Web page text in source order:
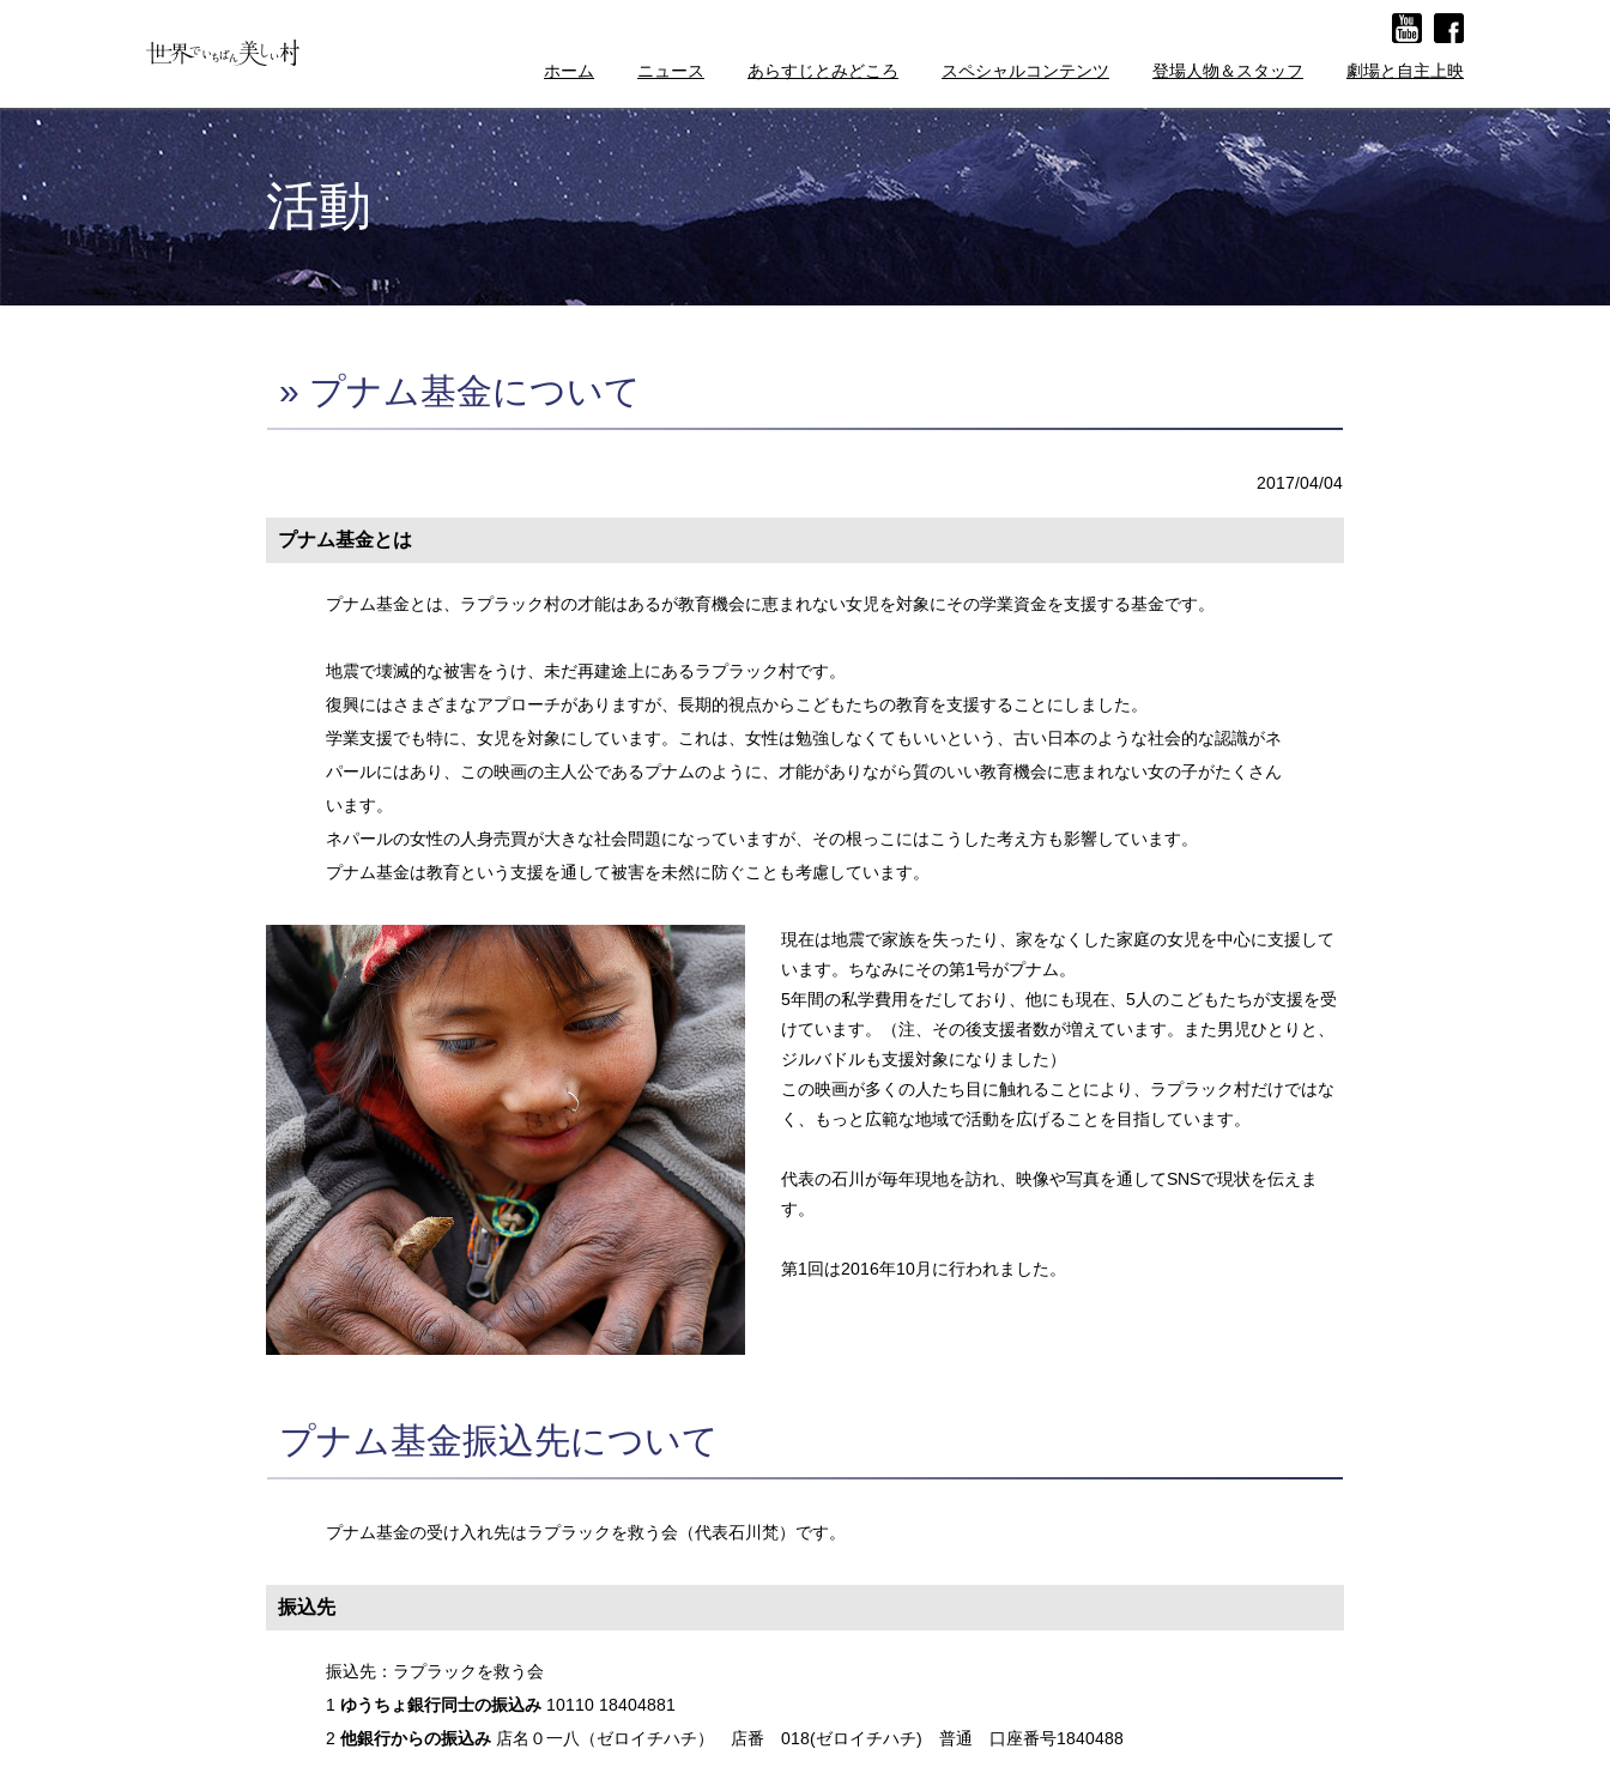
ホーム ニュース あらすじとみどころ スペシャルコンテンツ 登場人物＆スタッフ 劇場と自主上映
活動
» プナム基金について
2017/04/04
プナム基金とは
プナム基金とは、ラプラック村の才能はあるが教育機会に恵まれない女児を対象にその学業資金を支援する基金です。
地震で壊滅的な被害をうけ、未だ再建途上にあるラプラック村です。
復興にはさまざまなアプローチがありますが、長期的視点からこどもたちの教育を支援することにしました。
学業支援でも特に、女児を対象にしています。これは、女性は勉強しなくてもいいという、古い日本のような社会的な認識がネ
パールにはあり、この映画の主人公であるプナムのように、才能がありながら質のいい教育機会に恵まれない女の子がたくさん
います。
ネパールの女性の人身売買が大きな社会問題になっていますが、その根っこにはこうした考え方も影響しています。
プナム基金は教育という支援を通して被害を未然に防ぐことも考慮しています。
現在は地震で家族を失ったり、家をなくした家庭の女児を中心に支援して
います。ちなみにその第1号がプナム。
5年間の私学費用をだしており、他にも現在、5人のこどもたちが支援を受
けています。（注、その後支援者数が増えています。また男児ひとりと、
ジルバドルも支援対象になりました）
この映画が多くの人たち目に触れることにより、ラプラック村だけではな
く、もっと広範な地域で活動を広げることを目指しています。
代表の石川が毎年現地を訪れ、映像や写真を通してSNSで現状を伝えま
す。
第1回は2016年10月に行われました。
プナム基金振込先について
プナム基金の受け入れ先はラプラックを救う会（代表石川梵）です。
振込先
振込先：ラプラックを救う会
1 ゆうちょ銀行同士の振込み 10110 18404881
2 他銀行からの振込み 店名０一八（ゼロイチハチ） 店番 018(ゼロイチハチ) 普通 口座番号1840488